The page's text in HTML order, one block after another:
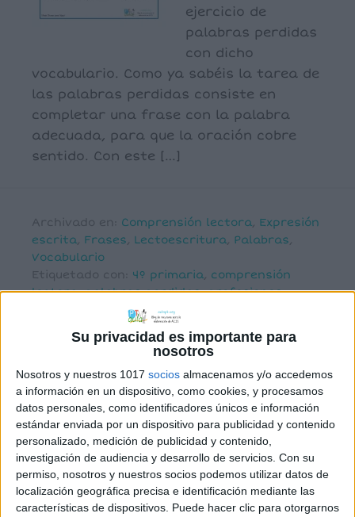
Su privacidad es importante para
nosotros
Nosotros y nuestros 1017 socios almacenamos y/o accedemos
a información en un dispositivo, como cookies, y procesamos
datos personales, como identificadores únicos e información
estándar enviada por un dispositivo para publicidad y contenido
personalizado, medición de publicidad y contenido,
investigación de audiencia y desarrollo de servicios. Con su
permiso, nosotros y nuestros socios podemos utilizar datos de
localización geográfica precisa e identificación mediante las
características de dispositivos. Puede hacer clic para otorgarnos
ejercicio de
palabras perdidas
con dicho
vocabulario. Como ya sabéis la tarea de
las palabras perdidas consiste en
completar una frase con la palabra
adecuada, para que la oración cobre
sentido. Con este […]
Archivado en: Comprensión lectora, Expresión
escrita, Frases, Lectoescritura, Palabras,
Vocabulario
Etiquetado con: 4º primaria, comprensión
lectora,palabras perdidas,profesiones
Artículos
determinados:
Escribe el que
concuerde con el
dibujo.